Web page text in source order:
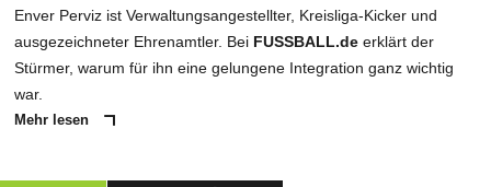
Enver Perviz ist Verwaltungsangestellter, Kreisliga-Kicker und
ausgezeichneter Ehrenamtler. Bei FUSSBALL.de erklärt der
Stürmer, warum für ihn eine gelungene Integration ganz wichtig
war.
Mehr lesen